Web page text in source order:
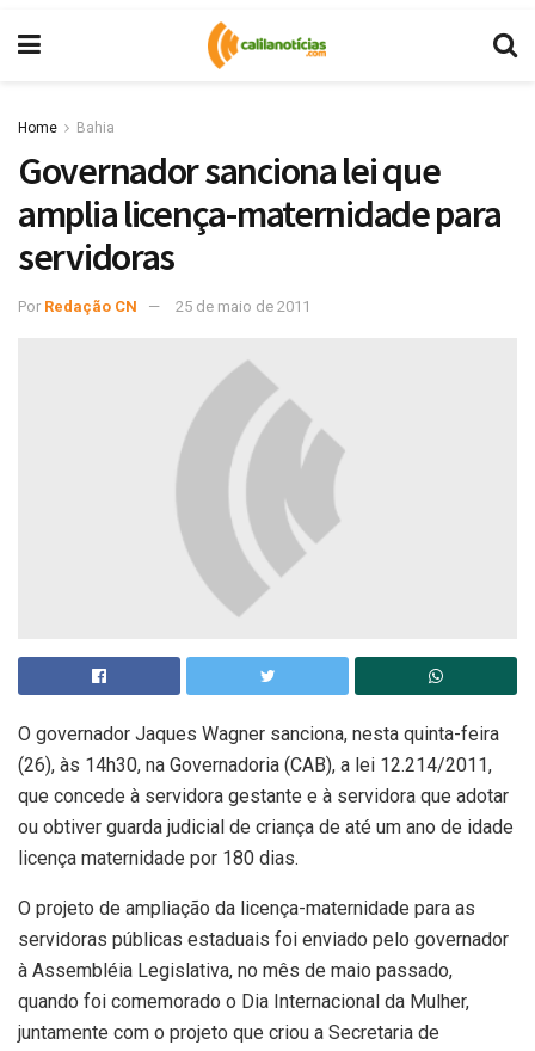
Home Bahia
Governador sanciona lei que
amplia licença-maternidade para
servidoras
Por Redação CN 25 de maio de 2011
O governador Jaques Wagner sanciona, nesta quinta-feira
(26), às 14h30, na Governadoria (CAB), a lei 12.214/2011,
que concede à servidora gestante e à servidora que adotar
ou obtiver guarda judicial de criança de até um ano de idade
licença maternidade por 180 dias.
O projeto de ampliação da licença-maternidade para as
servidoras públicas estaduais foi enviado pelo governador
à Assembléia Legislativa, no mês de maio passado,
quando foi comemorado o Dia Internacional da Mulher,
juntamente com o projeto que criou a Secretaria de